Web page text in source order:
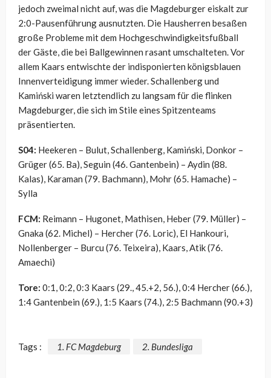
jedoch zweimal nicht auf, was die Magdeburger eiskalt zur
2:0-Pausenführung ausnutzten. Die Hausherren besaßen
große Probleme mit dem Hochgeschwindigkeitsfußball
der Gäste, die bei Ballgewinnen rasant umschalteten. Vor
allem Kaars entwischte der indisponierten königsblauen
Innenverteidigung immer wieder. Schallenberg und
Kamiński waren letztendlich zu langsam für die flinken
Magdeburger, die sich im Stile eines Spitzenteams
präsentierten.
S04: Heekeren – Bulut, Schallenberg, Kamiński, Donkor –
Grüger (65. Ba), Seguin (46. Gantenbein) – Aydin (88.
Kalas), Karaman (79. Bachmann), Mohr (65. Hamache) –
Sylla
FCM: Reimann – Hugonet, Mathisen, Heber (79. Müller) –
Gnaka (62. Michel) – Hercher (76. Loric), El Hankouri,
Nollenberger – Burcu (76. Teixeira), Kaars, Atik (76.
Amaechi)
Tore: 0:1, 0:2, 0:3 Kaars (29., 45.+2, 56.), 0:4 Hercher (66.),
1:4 Gantenbein (69.), 1:5 Kaars (74.), 2:5 Bachmann (90.+3)
Tags : 1. FC Magdeburg 2. Bundesliga